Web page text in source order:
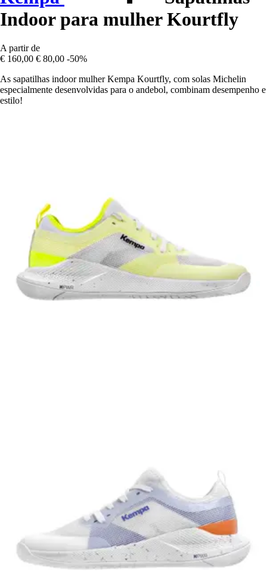
Indoor para mulher Kourtfly
A partir de
€ 160,00 € 80,00 -50%
As sapatilhas indoor mulher Kempa Kourtfly, com solas Michelin
especialmente desenvolvidas para o andebol, combinam desempenho e
estilo!